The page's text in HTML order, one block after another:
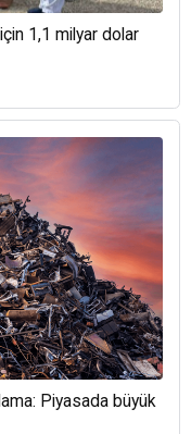
1,1 milyar dolar
Piyasada büyük